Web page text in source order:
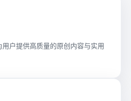
户提供高质量的原创内容与实用